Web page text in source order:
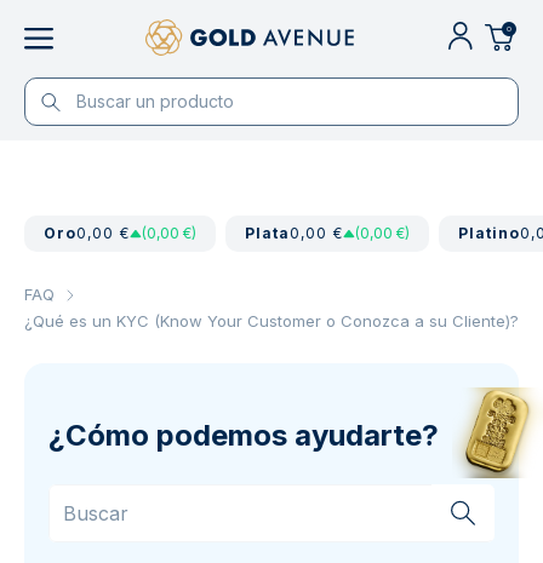
0
Oro0,00 € (0,00 €) Plata0,00 € (0,00 €) Platino
FAQ
¿Qué es un KYC (Know Your Customer o Conozca a su Cliente)?
¿Cómo podemos ayudarte?